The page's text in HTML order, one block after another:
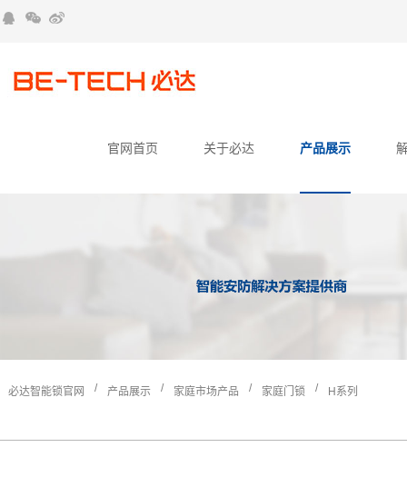
官网首页 关于必达 产品展示
必达智能锁官网 / 产品展示 / 家庭市场产品 / 家庭门锁 / H系列